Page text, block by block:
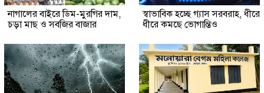
নাগালের বাইরে ডিম-মুরগির দাম,
চড়া মাছ ও সবজির বাজার
স্বাভাবিক হচ্ছে গ্যাস সরবরাহ, ধীরে
ধীরে কমছে ভোগান্তিও